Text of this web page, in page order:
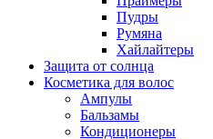
Пудры
Румяна
Хайлайтеры
Защита от солнца
Косметика для волос
Ампулы
Бальзамы
Кондиционеры